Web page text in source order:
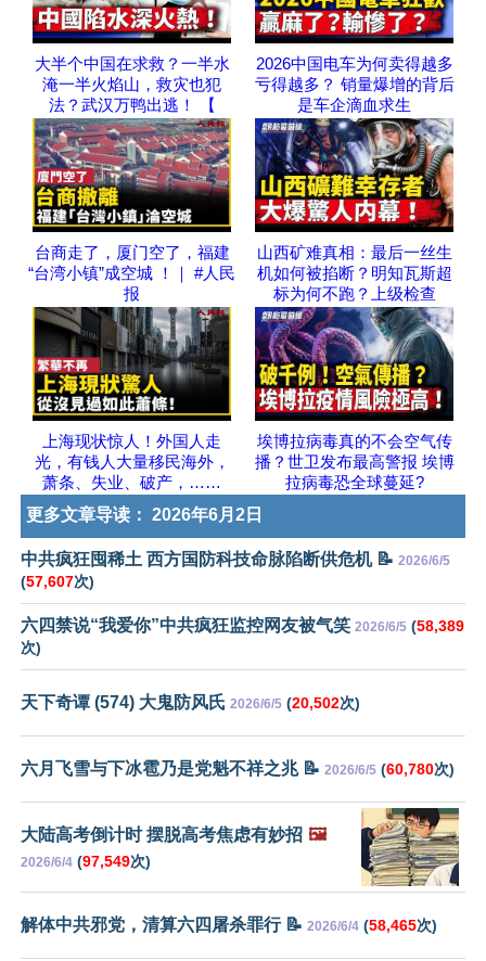
大半个中国在求救？一半水
淹一半火焰山，救灾也犯
法？武汉万鸭出逃！ 【
2026中国电车为何卖得越多
亏得越多？ 销量爆增的背后
是车企滴血求生
台商走了，厦门空了，福建
“台湾小镇”成空城 ！｜ #人民
报
山西矿难真相：最后一丝生
机如何被掐断？明知瓦斯超
标为何不跑？上级检查
上海现状惊人！外国人走
光，有钱人大量移民海外，
萧条、失业、破产，……
埃博拉病毒真的不会空气传
播？世卫发布最高警报 埃博
拉病毒恐全球蔓延?
更多文章导读： 2026年6月2日
中共疯狂囤稀土 西方国防科技命脉陷断供危机 📝 2026/6/5
(57,607次)
六四禁说“我爱你”中共疯狂监控网友被气笑 2026/6/5 (58,389
次)
天下奇谭 (574) 大鬼防风氏 2026/6/5 (20,502次)
六月飞雪与下冰雹乃是党魁不祥之兆 📝 2026/6/5 (60,780次)
大陆高考倒计时 摆脱高考焦虑有妙招 🖼️
2026/6/4 (97,549次)
解体中共邪党，清算六四屠杀罪行 📝 2026/6/4 (58,465次)